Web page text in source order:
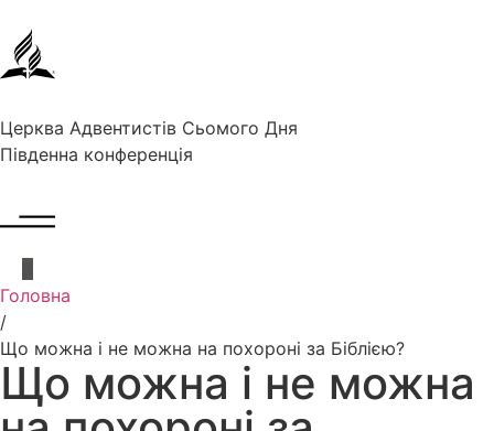
Церква Адвентистів Сьомого Дня
Південна конференція
Головна
/
Що можна і не можна на похороні за Біблією?
Що можна і не можна